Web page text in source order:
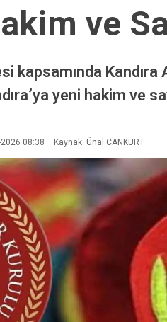
ve
kapsamında
yeni hakim ve
08:38 Kaynak: Ünal CANKURT